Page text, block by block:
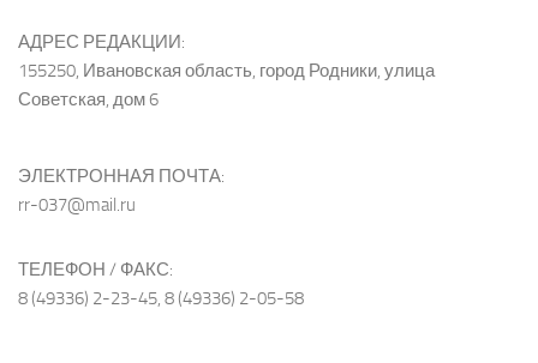
АДРЕС РЕДАКЦИИ:
155250, Ивановская область, город Родники, улица
Советская, дом 6
ЭЛЕКТРОННАЯ ПОЧТА:
rr-037@mail.ru
ТЕЛЕФОН / ФАКС:
8 (49336) 2-23-45, 8 (49336) 2-05-58